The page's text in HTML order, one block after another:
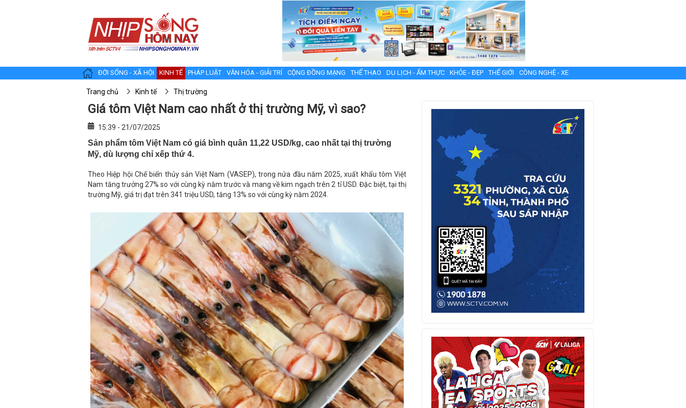
ĐỜI SỐNG - XÃ HỘI KINH TẾ PHÁP LUẬT VĂN HÓA - GIẢI TRÍ CỘNG ĐỒNG MẠNG THỂ THAO DU LỊCH - ẨM THỰC KHỎE - ĐẸP THẾ GIỚI CÔNG NGHỆ - XE
Trang chủ Kinh tế Thị trường
Giá tôm Việt Nam cao nhất ở thị trường Mỹ, vì sao?
15:39 - 21/07/2025
Sản phẩm tôm Việt Nam có giá bình quân 11,22 USD/kg, cao nhất tại thị trường
Mỹ, dù lượng chỉ xếp thứ 4.
Theo Hiệp hội Chế biến thủy sản Việt Nam (VASEP), trong nửa đầu năm 2025, xuất khẩu tôm Việt
Nam tăng trưởng 27% so với cùng kỳ năm trước và mang về kim ngạch trên 2 tỉ USD. Đặc biệt, tại thị
trường Mỹ, giá trị đạt trên 341 triệu USD, tăng 13% so với cùng kỳ năm 2024.